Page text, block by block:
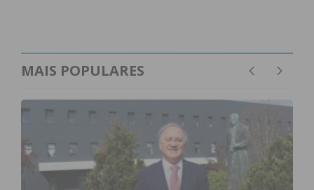
MAIS POPULARES